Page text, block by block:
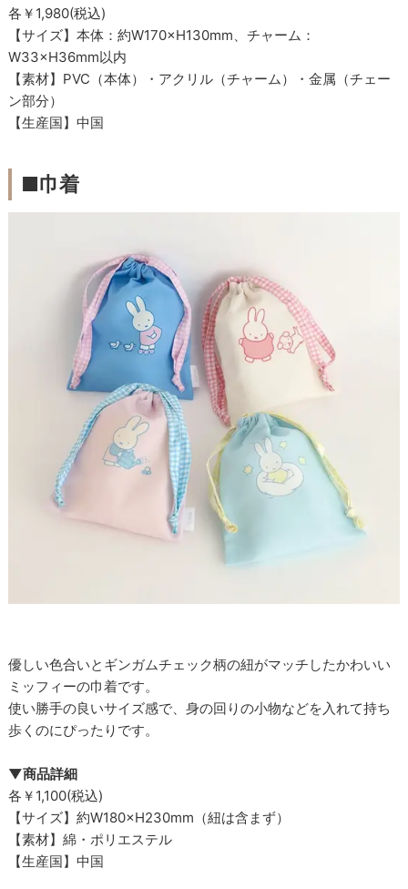
各￥1,980(税込)
【サイズ】本体：約W170×H130mm、チャーム：
W33×H36mm以内
【素材】PVC（本体）・アクリル（チャーム）・金属（チェー
ン部分）
【生産国】中国
■巾着
優しい色合いとギンガムチェック柄の紐がマッチしたかわいい
ミッフィーの巾着です。
使い勝手の良いサイズ感で、身の回りの小物などを入れて持ち
歩くのにぴったりです。
▼商品詳細
各￥1,100(税込)
【サイズ】約W180×H230mm（紐は含まず）
【素材】綿・ポリエステル
【生産国】中国